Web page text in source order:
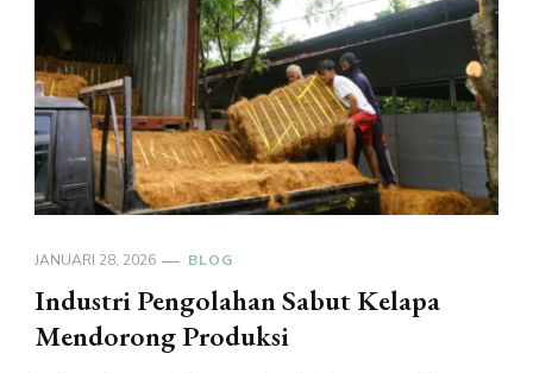
JANUARI 28, 2026 BLOG
Industri Pengolahan Sabut Kelapa
Mendorong Produksi